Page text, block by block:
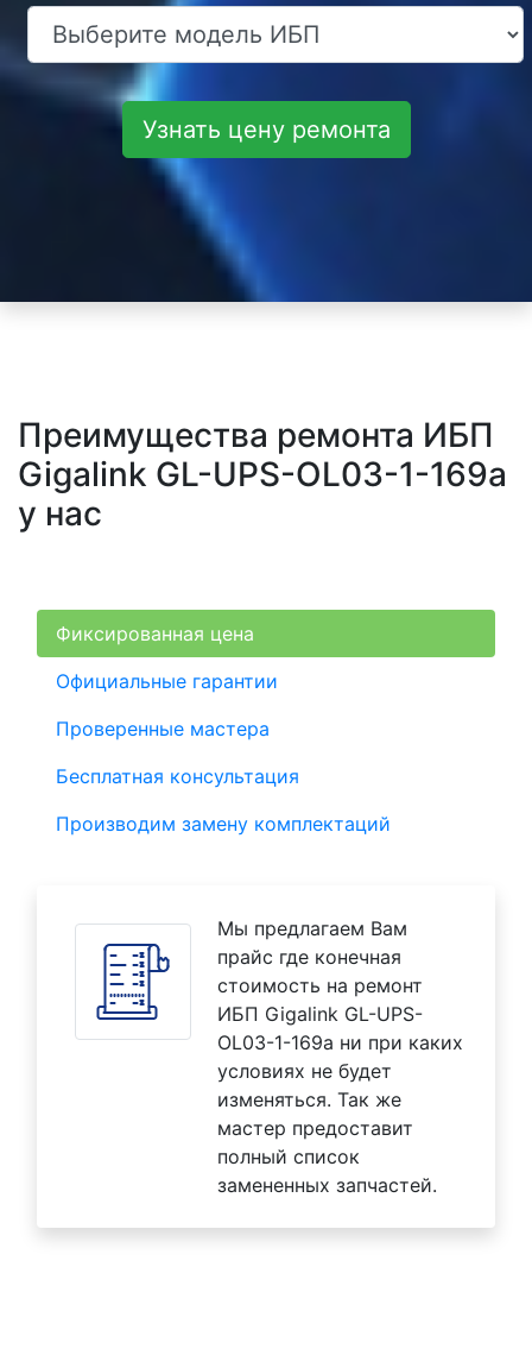
Узнать цену ремонта
Преимущества ремонта ИБП
Gigalink GL-UPS-OL03-1-169a
у нас
Фиксированная цена
Официальные гарантии
Проверенные мастера
Бесплатная консультация
Производим замену комплектаций
Мы предлагаем Вам
прайс где конечная
стоимость на ремонт
ИБП Gigalink GL-UPS-
OL03-1-169a ни при каких
условиях не будет
изменяться. Так же
мастер предоставит
полный список
замененных запчастей.